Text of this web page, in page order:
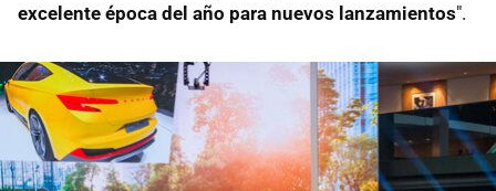
excelente época del año para nuevos lanzamientos".